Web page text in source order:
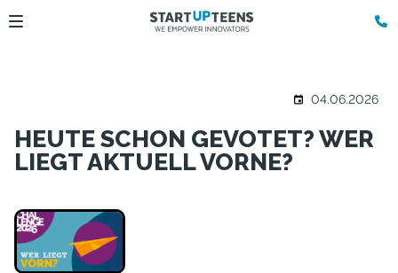
04.06.2026
HEUTE SCHON GEVOTET? WER
LIEGT AKTUELL VORNE?